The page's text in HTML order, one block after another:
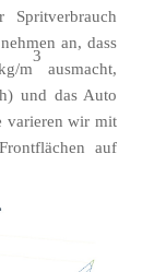
an, dass
m
3
ausmacht,
und das Auto
varieren wir mit
auf